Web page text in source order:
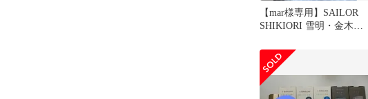
【mar様専用】SAILOR
SHIKIORI 雪明・金木